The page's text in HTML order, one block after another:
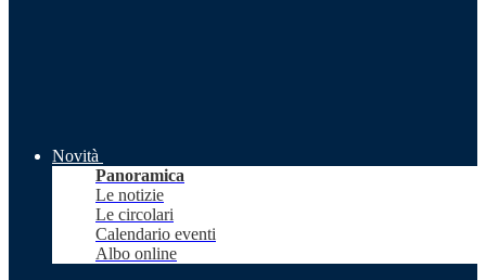
Novità
Panoramica
Le notizie
Le circolari
Calendario eventi
Albo online